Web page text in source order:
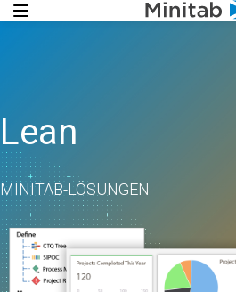
Lean
MINITAB-LÖSUNGEN